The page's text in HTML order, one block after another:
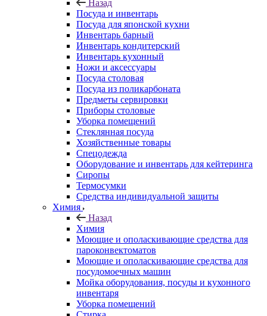
Назад
Посуда и инвентарь
Посуда для японской кухни
Инвентарь барный
Инвентарь кондитерский
Инвентарь кухонный
Ножи и аксессуары
Посуда столовая
Посуда из поликарбоната
Предметы сервировки
Приборы столовые
Уборка помещений
Стеклянная посуда
Хозяйственные товары
Спецодежда
Оборудование и инвентарь для кейтеринга
Сиропы
Термосумки
Средства индивидуальной защиты
Химия
Назад
Химия
Моющие и ополаскивающие средства для
пароконвектоматов
Моющие и ополаскивающие средства для
посудомоечных машин
Мойка оборудования, посуды и кухонного
инвентаря
Уборка помещений